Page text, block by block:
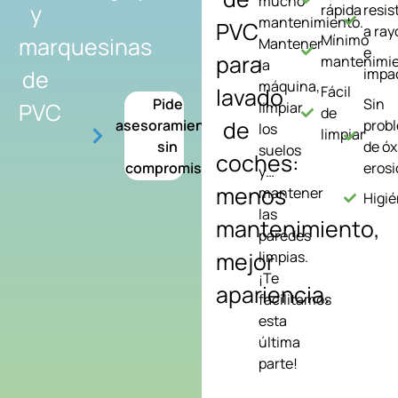
y
marquesinas
de
PVC
Pide
asesoramiento
sin
compromiso
PVC
para
lavado
de
coches:
menos
mantenimiento,
mejor
apariencia.
mantenimiento.
Mantener
la
máquina,
limpiar
los
suelos
y…
mantener
las
paredes
limpias.
¡Te
facilitamos
esta
última
parte!
rápida
Mínimo
Fácil
de
limpiar
a
e
Sin
de